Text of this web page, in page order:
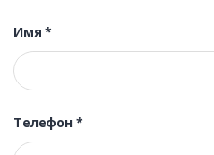
Имя*
Телефон *